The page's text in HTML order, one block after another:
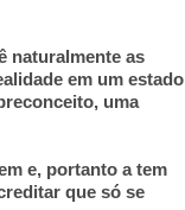
naturalmente as
em um estado
uma
e, portanto a tem
que só se